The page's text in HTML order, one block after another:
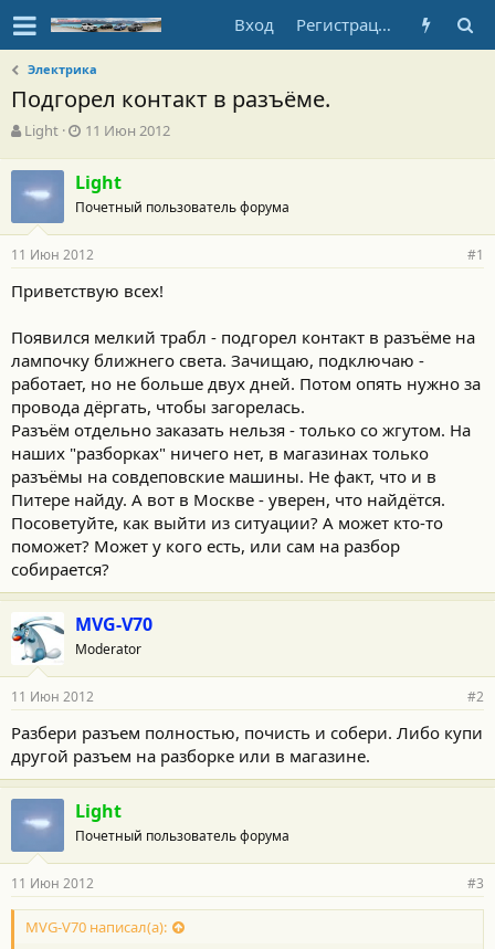
Вход Регистрация
Электрика
Подгорел контакт в разъёме.
А
т
о
т
е
м
ы
Light
Д
а
н
ч
а
л
11 Июн 2012
Light
Почетный пользователь форума
11 Июн 2012 #1
Приветствую всех!
Появился мелкий трабл - подгорел контакт в разъёме на
лампочку ближнего света. Зачищаю, подключаю -
работает, но не больше двух дней. Потом опять нужно за
провода дёргать, чтобы загорелась.
Разъём отдельно заказать нельзя - только со жгутом. На
наших "разборках" ничего нет, в магазинах только
разъёмы на совдеповские машины. Не факт, что и в
Питере найду. А вот в Москве - уверен, что найдётся.
Посоветуйте, как выйти из ситуации? А может кто-то
поможет? Может у кого есть, или сам на разбор
собирается?
MVG-V70
Moderator
11 Июн 2012 #2
Разбери разъем полностью, почисть и собери. Либо купи
другой разъем на разборке или в магазине.
Light
Почетный пользователь форума
11 Июн 2012 #3
MVG-V70 написал(а):